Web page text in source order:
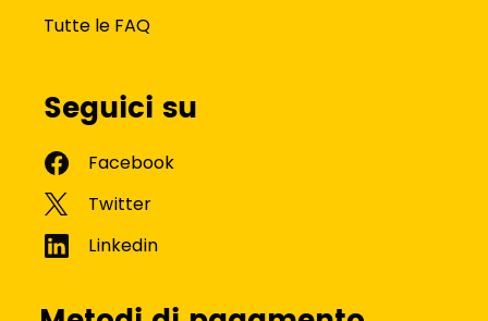
Tutte le FAQ
Seguici su